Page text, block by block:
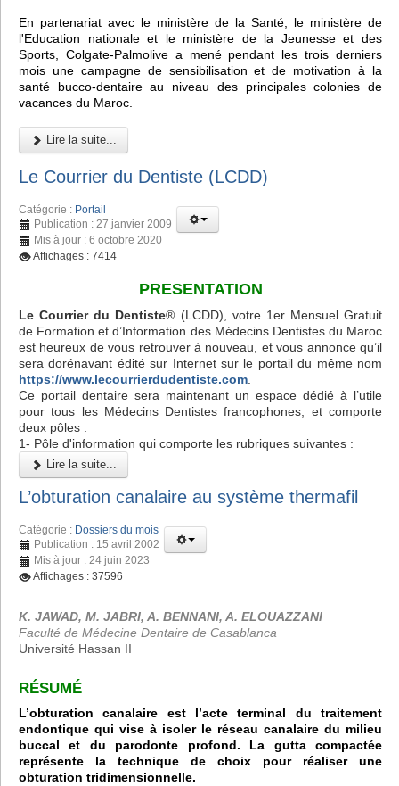
En partenariat avec le ministère de la Santé, le ministère de
l'Education nationale et le ministère de la Jeunesse et des
Sports, Colgate-Palmolive a mené pendant les trois derniers
mois une campagne de sensibilisation et de motivation à la
santé bucco-dentaire au niveau des principales colonies de
vacances du Maroc.
Lire la suite...
Le Courrier du Dentiste (LCDD)
Catégorie : Portail
Publication : 27 janvier 2009
Mis à jour : 6 octobre 2020
Affichages : 7414
PRESENTATION
Le Courrier du Dentiste® (LCDD), votre 1er Mensuel Gratuit
de Formation et d’Information des Médecins Dentistes du Maroc
est heureux de vous retrouver à nouveau, et vous annonce qu’il
sera dorénavant édité sur Internet sur le portail du même nom
https://www.lecourrierdudentiste.com
Ce portail dentaire sera maintenant un espace dédié à l’utile
pour tous les Médecins Dentistes francophones, et comporte
deux pôles :
1- Pôle d'information qui comporte les rubriques suivantes :
Lire la suite...
L’obturation canalaire au système thermafil
Catégorie : Dossiers du mois
Publication : 15 avril 2002
Mis à jour : 24 juin 2023
Affichages : 37596
K. JAWAD, M. JABRI, A. BENNANI, A. ELOUAZZANI
Faculté de Médecine Dentaire de Casablanca
Université Hassan II
RÉSUMÉ
L’obturation canalaire est l’acte terminal du traitement
endontique qui vise à isoler le réseau canalaire du milieu
buccal et du parodonte profond. La gutta compactée
représente la technique de choix pour réaliser une
obturation tridimensionnelle.